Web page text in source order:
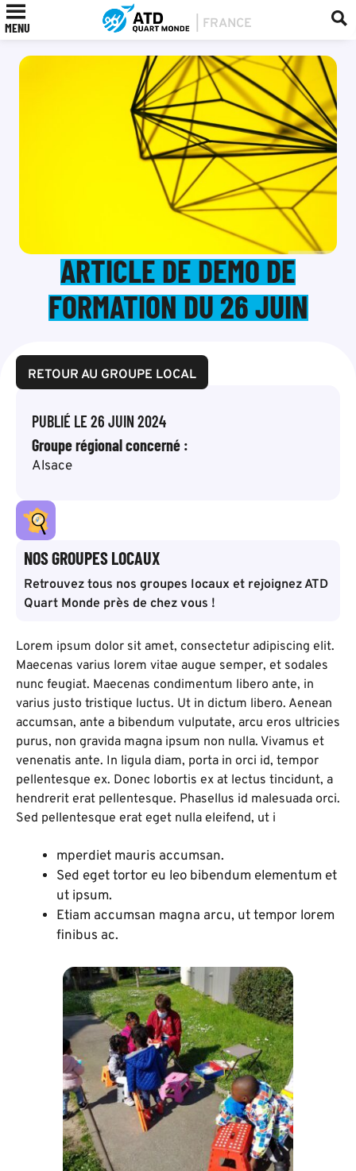
MENU
ARTICLE DE DEMO DE
FORMATION DU 26 JUIN
RETOUR AU GROUPE LOCAL
PUBLIÉ LE 26 JUIN 2024
Groupe régional concerné :
Alsace
NOS GROUPES LOCAUX
Retrouvez tous nos groupes locaux et rejoignez ATD
Quart Monde près de chez vous !
Lorem ipsum dolor sit amet, consectetur adipiscing elit.
Maecenas varius lorem vitae augue semper, et sodales
nunc feugiat. Maecenas condimentum libero ante, in
varius justo tristique luctus. Ut in dictum libero. Aenean
accumsan, ante a bibendum vulputate, arcu eros ultricies
purus, non gravida magna ipsum non nulla. Vivamus et
venenatis ante. In ligula diam, porta in orci id, tempor
pellentesque ex. Donec lobortis ex at lectus tincidunt, a
hendrerit erat pellentesque. Phasellus id malesuada orci.
Sed pellentesque erat eget nulla eleifend, ut i
mperdiet mauris accumsan.
Sed eget tortor eu leo bibendum elementum et
ut ipsum.
Etiam accumsan magna arcu, ut tempor lorem
finibus ac.